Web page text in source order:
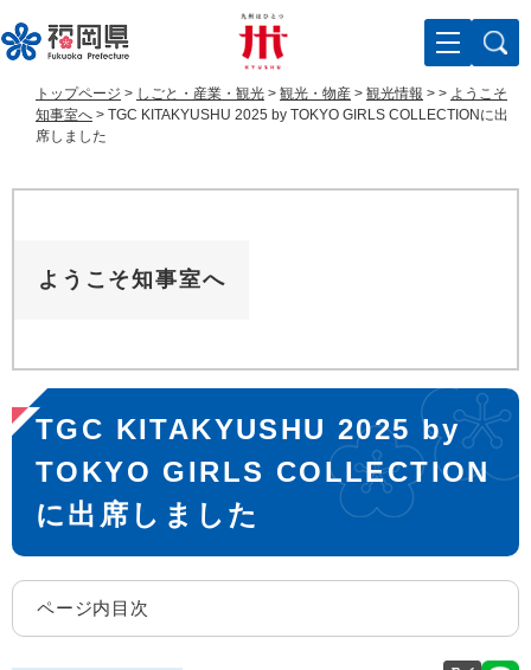
ー
ジ
す
ニ
ュ
し
トップページ > しごと・産業・観光 > 観光・物産 > 観光情報 > > ようこそ
知事室へ > TGC KITAKYUSHU 2025 by TOKYO GIRLS COLLECTIONに出
席しました
ようこそ知事室へ
本
文
TGC KITAKYUSHU 2025 by
TOKYO GIRLS COLLECTION
に出席しました
ページ内目次